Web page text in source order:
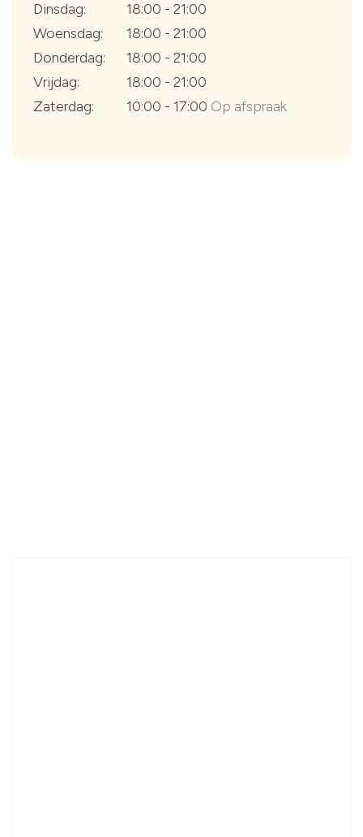
Dinsdag:
18:00 - 21:00
Woensdag:
18:00 - 21:00
Donderdag:
18:00 - 21:00
Vrijdag:
18:00 - 21:00
Zaterdag:
10:00 - 17:00 Op afspraak